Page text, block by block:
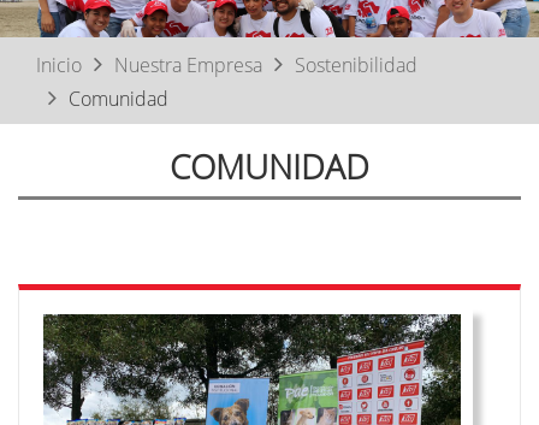
Inicio Nuestra Empresa
Sostenibilidad
Comunidad
COMUNIDAD